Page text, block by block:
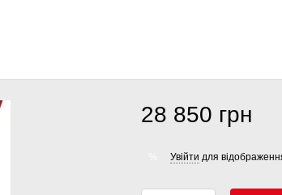
28 850 грн
Увійти для